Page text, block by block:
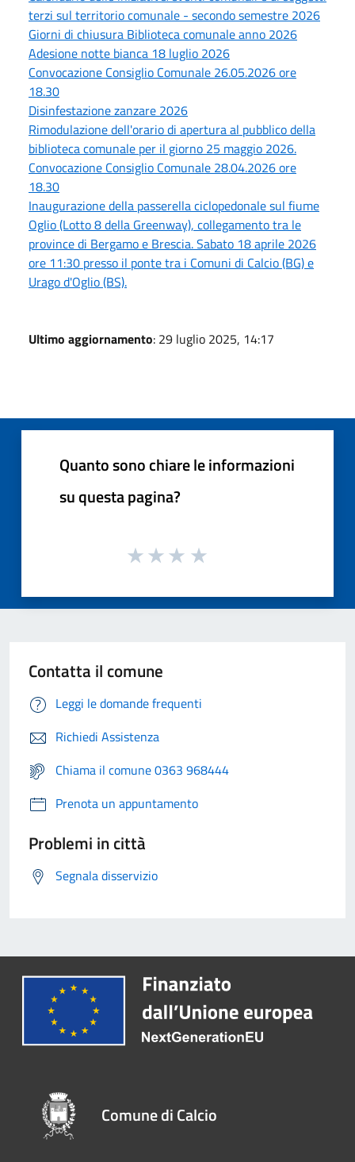
terzi sul territorio comunale - secondo semestre 2026
Giorni di chiusura Biblioteca comunale anno 2026
Adesione notte bianca 18 luglio 2026
Convocazione Consiglio Comunale 26.05.2026 ore
18.30
Disinfestazione zanzare 2026
Rimodulazione dell'orario di apertura al pubblico della
biblioteca comunale per il giorno 25 maggio 2026.
Convocazione Consiglio Comunale 28.04.2026 ore
18.30
Inaugurazione della passerella ciclopedonale sul fiume
Oglio (Lotto 8 della Greenway), collegamento tra le
province di Bergamo e Brescia. Sabato 18 aprile 2026
ore 11:30 presso il ponte tra i Comuni di Calcio (BG) e
Urago d'Oglio (BS).
Ultimo aggiornamento: 29 luglio 2025, 14:17
Quanto sono chiare le informazioni
su questa pagina?
Contatta il comune
Leggi le domande frequenti
Richiedi Assistenza
Chiama il comune 0363 968444
Prenota un appuntamento
Problemi in città
Segnala disservizio
Comune di Calcio